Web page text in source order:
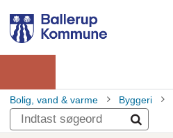
hovedindhold
Primær
navigation
Brødkrumme
Bolig, vand & varme Byggeri